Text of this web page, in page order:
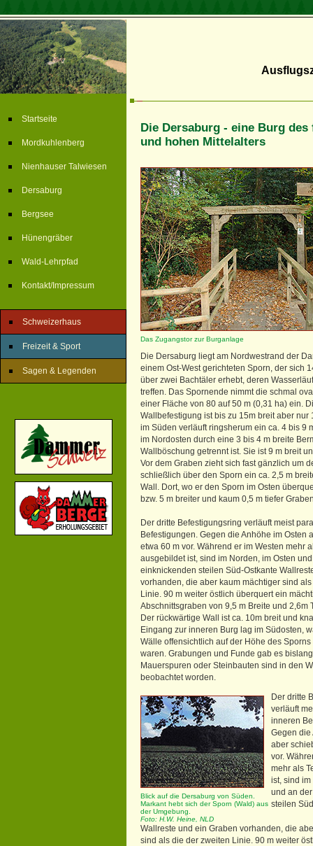
Startseite
Mordkuhlenberg
Nienhauser Talwiesen
Dersaburg
Bergsee
Hünengräber
Wald-Lehrpfad
Kontakt/Impressum
Schweizerhaus
Freizeit & Sport
Sagen & Legenden
Die Dersaburg - eine Burg des
und hohen Mittelalters
Das Zugangstor zur Burganlage
Die Dersaburg liegt am Nordwestrand der
einem Ost-West gerichteten Sporn, der sich
über zwei Bachtäler erhebt, deren
treffen. Das Spornende nimmt die schmal
einer Fläche von 80 auf 50 m (0,31 ha) ein.
Wallbefestigung ist bis zu 15m breit aber nur
im Süden verläuft ringsherum ein ca. 4 bis 9
im Nordosten durch eine 3 bis 4 m breite
Wallböschung getrennt ist. Sie ist 9 m breit
Vor dem Graben zieht sich fast gänzlich um
schließlich über den Sporn ein ca. 2,5 m
Wall. Dort, wo er den Sporn im Osten
bzw. 5 m breiter und kaum 0,5 m tiefer
Der dritte Befestigungsring verläuft meist
Befestigungen. Gegen die Anhöhe im Osten
etwa 60 m vor. Während er im Westen mehr
ausgebildet ist, sind im Norden, im Osten
einknickenden steilen Süd-Ostkante
vorhanden, die aber kaum mächtiger sind
Linie. 90 m weiter östlich überquert ein
Abschnittsgraben von 9,5 m Breite und 2,6m
Der rückwärtige Wall ist ca. 10m breit und
Eingang zur inneren Burg lag im Südosten,
Wälle offensichtlich auf der Höhe des
waren. Grabungen und Funde gab es
Mauerspuren oder Steinbauten sind in den
beobachtet worden.
Blick auf die Dersaburg von Süden.
Markant hebt sich der Sporn (Wald) aus
der Umgebung.
Foto: H.W. Heine, NLD
Der dritte
verläuft
inneren
Gegen die
aber
vor.
mehr als
ist, sind
und an
steilen
Wallreste und ein Graben vorhanden, die
sind als die der zweiten Linie. 90 m weiter